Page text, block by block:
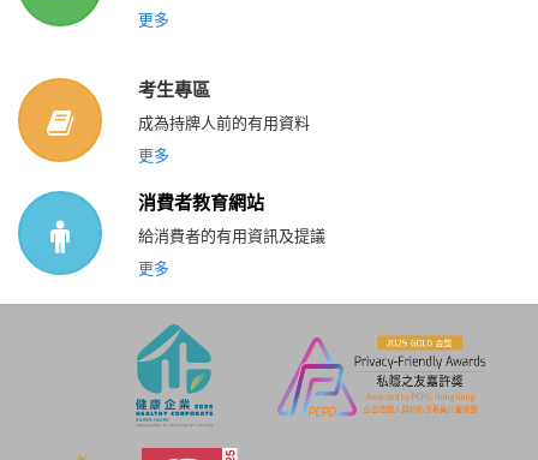
更多
考生專區
成為持牌人前的有用資料
更多
消費者教育網站
給消費者的有用資訊及提議
更多